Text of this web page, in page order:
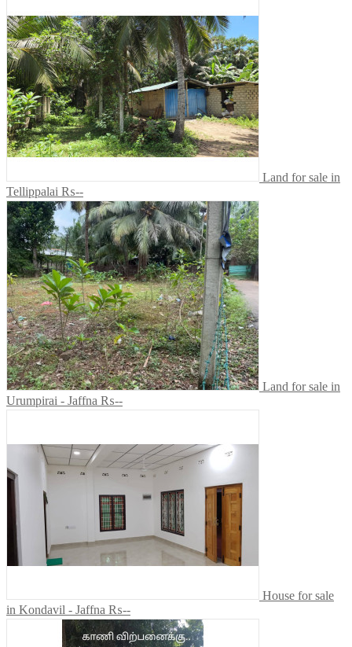
Land for sale in
Tellippalai ₨--
Land for sale in
Urumpirai - Jaffna ₨--
House for sale
in Kondavil - Jaffna ₨--